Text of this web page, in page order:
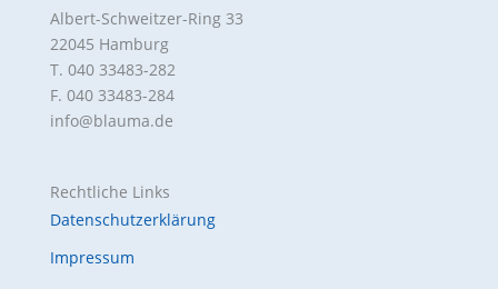
Albert-Schweitzer-Ring 33
22045 Hamburg
T. 040 33483-282
F. 040 33483-284
info@blauma.de
Rechtliche Links
Datenschutzerklärung
Impressum